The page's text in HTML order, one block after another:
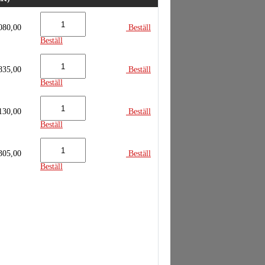
Beställ
Beställ
Beställ
Beställ
Beställ
Beställ
Beställ
Beställ